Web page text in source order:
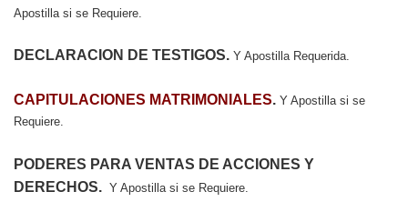
Apostilla si se Requiere.
DECLARACION DE TESTIGOS. Y Apostilla Requerida.
CAPITULACIONES MATRIMONIALES. Y Apostilla si se
Requiere.
PODERES PARA VENTAS DE ACCIONES Y
DERECHOS. Y Apostilla si se Requiere.